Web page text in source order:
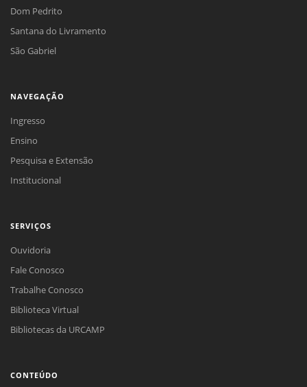
Dom Pedrito
Santana do Livramento
São Gabriel
NAVEGAÇÃO
Ingresso
Ensino
Pesquisa e Extensão
Institucional
SERVIÇOS
Ouvidoria
Fale Conosco
Trabalhe Conosco
Biblioteca Virtual
Bibliotecas da URCAMP
CONTEÚDO